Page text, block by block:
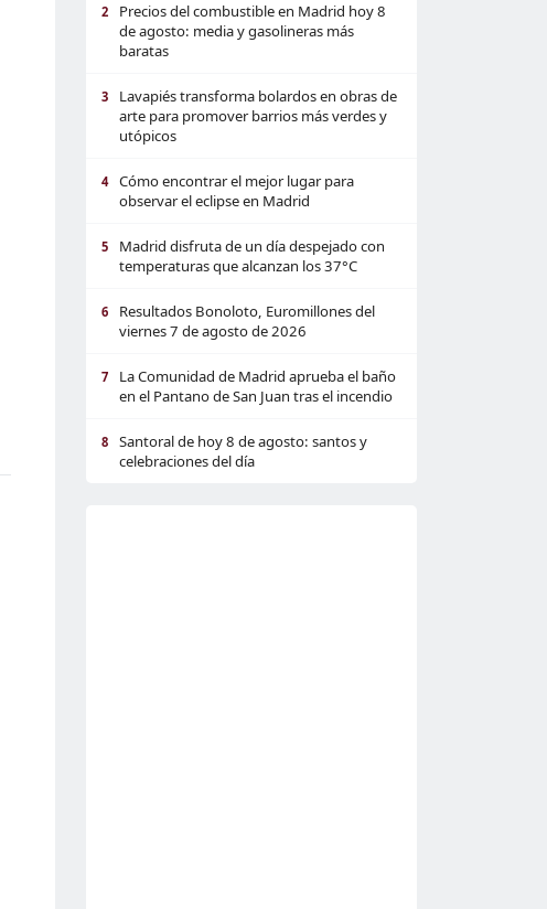
2
Precios del combustible en Madrid hoy 8
de agosto: media y gasolineras más
baratas
3
Lavapiés transforma bolardos en obras de
arte para promover barrios más verdes y
utópicos
4
Cómo encontrar el mejor lugar para
observar el eclipse en Madrid
5
Madrid disfruta de un día despejado con
temperaturas que alcanzan los 37°C
6
Resultados Bonoloto, Euromillones del
viernes 7 de agosto de 2026
7
La Comunidad de Madrid aprueba el baño
en el Pantano de San Juan tras el incendio
8
Santoral de hoy 8 de agosto: santos y
celebraciones del día